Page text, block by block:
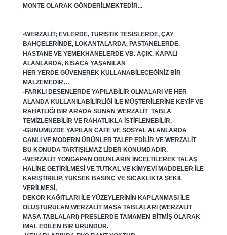
MONTE OLARAK GÖNDERILMEKTEDIR...
-WERZALIT; EVLERDE, TURISTIK TESISLERDE, ÇAY
BAHÇELERINDE, LOKANTALARDA, PASTANELERDE,
HASTANE VE YEMEKHANELERDE VB. AÇIK, KAPALI
ALANLARDA, KISACA YAŞANILAN
HER YERDE GÜVENEREK KULLANABILECEĞINIZ BIR
MALZEMEDIR…
-FARKLI DESENLERDE YAPILABILIR OLMALARI VE HER
ALANDA KULLANILABILIRLIĞI ILE MÜŞTERILERINE KEYIF VE
RAHATLIĞI BIR ARADA SUNAN WERZALIT TABLA
TEMIZLENEBILIR VE RAHATLIKLA ISTIFLENEBILIR.
-GÜNÜMÜZDE YAPILAN CAFE VE SOSYAL ALANLARDA
CANLI VE MODERN ÜRÜNLER TALEP EDILIR VE WERZALIT
BU KONUDA TARTIŞILMAZ LIDER KONUMDADIR.
-WERZALIT YONGAPAN ODUNLARIN INCELTILEREK TALAŞ
HALINE GETIRILMESI VE TUTKAL VE KIMYEVI MADDELER ILE
KARIŞTIRILIP, YÜKSEK BASINÇ VE SICAKLIKTA ŞEKIL
VERILMESI,
DEKOR KAĞITLARI ILE YÜZEYLERININ KAPLANMASI ILE
OLUŞTURULAN WERZALIT MASA TABLALARI (WERZALIT
MASA TABLALARI) PRESLERDE TAMAMEN BITMIŞ OLARAK
IMAL EDILEN BIR ÜRÜNDÜR.